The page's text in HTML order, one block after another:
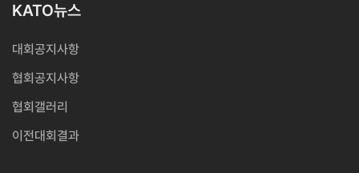
KATO뉴스
대회공지사항
협회공지사항
협회갤러리
이전대회결과